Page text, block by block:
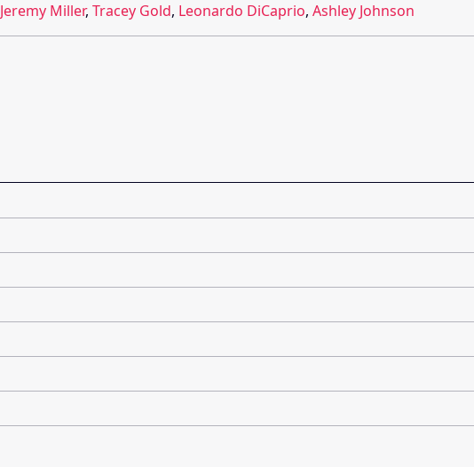
Jeremy Miller, Tracey Gold, Leonardo DiCaprio, Ashley Johnson